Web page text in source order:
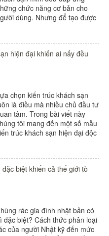
chức năng cơ bản cho
dùng. Nhưng để tạo được
#đồ amenities khách sạn
hiện đại khiến ai nấy đều
chọn kiến trúc khách sạn
là điều mà nhiều chủ đầu tư
tâm. Trong bài viết này
tôi mang đến một số mẫu
trúc khách sạn hiện đại độc
#thiết bị phòng tắm
biệt khiến cả thế giới tò
rác gia đình nhật bản có
đặc biệt? Cách thức phân loại
của người Nhật kỹ đến mức